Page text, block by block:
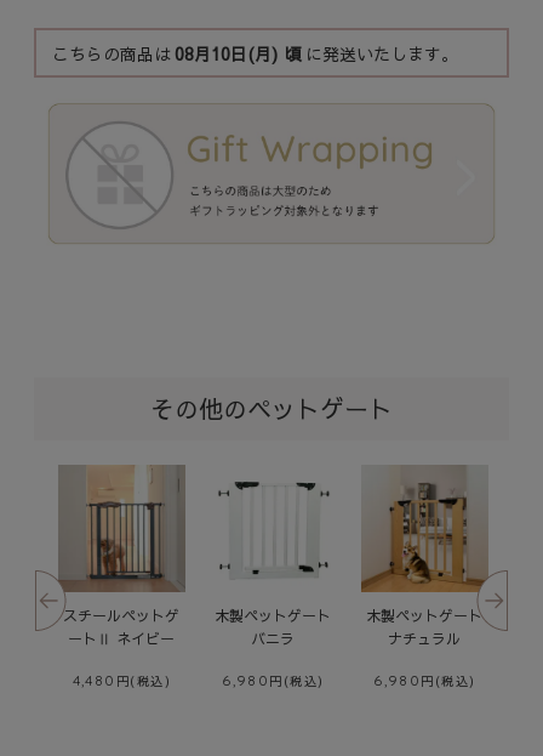
こちらの商品は08月10日(月) 頃 に発送いたします。
その他のペットゲート
セーフティペット
ゲート スムース
セーフティウッデ
ィ・ペットゲート
75~89cm）
スチールペットゲ
ートⅡ アイボリー
4,480